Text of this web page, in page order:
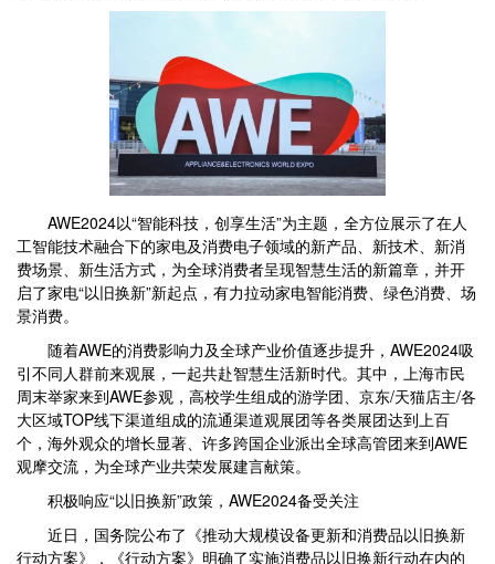
AWE2024以“智能科技，创享生活”为主题，全方位展示了在人
工智能技术融合下的家电及消费电子领域的新产品、新技术、新消
费场景、新生活方式，为全球消费者呈现智慧生活的新篇章，并开
启了家电“以旧换新”新起点，有力拉动家电智能消费、绿色消费、场
景消费。
随着AWE的消费影响力及全球产业价值逐步提升，AWE2024吸
引不同人群前来观展，一起共赴智慧生活新时代。其中，上海市民
周末举家来到AWE参观，高校学生组成的游学团、京东/天猫店主/各
大区域TOP线下渠道组成的流通渠道观展团等各类展团达到上百
个，海外观众的增长显著、许多跨国企业派出全球高管团来到AWE
观摩交流，为全球产业共荣发展建言献策。
积极响应“以旧换新”政策，AWE2024备受关注
近日，国务院公布了《推动大规模设备更新和消费品以旧换新
行动方案》，《行动方案》明确了实施消费品以旧换新行动在内的